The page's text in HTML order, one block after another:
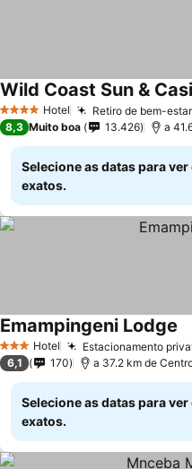
4 EstrelasHotel Retiro de bem-
Wild Coast Sun &
8,3 Muito boa 13.426 a
Selecione as datas para
exatos.
3 EstrelasHotel Estacionamento
Emampingeni Lodge
6,1 170 a 37.2 km de
Selecione as datas para
exatos.